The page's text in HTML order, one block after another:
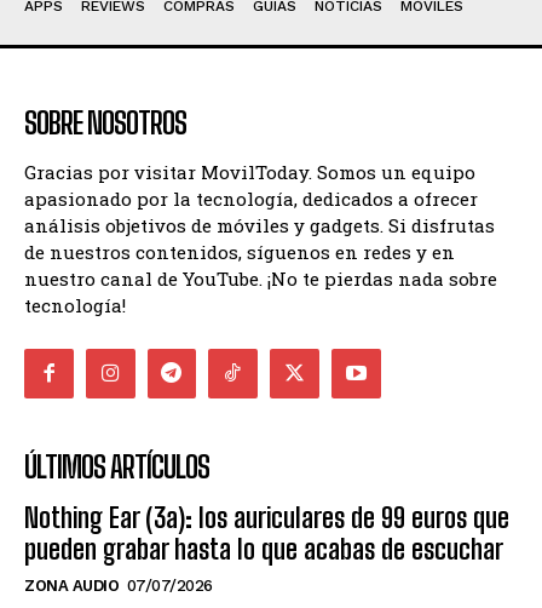
APPS REVIEWS COMPRAS GUIAS NOTICIAS MÓVILES
SOBRE NOSOTROS
Gracias por visitar MovilToday. Somos un equipo
apasionado por la tecnología, dedicados a ofrecer
análisis objetivos de móviles y gadgets. Si disfrutas
de nuestros contenidos, síguenos en redes y en
nuestro canal de YouTube. ¡No te pierdas nada sobre
tecnología!
ÚLTIMOS ARTÍCULOS
Nothing Ear (3a): los auriculares de 99 euros que
pueden grabar hasta lo que acabas de escuchar
ZONA AUDIO 07/07/2026